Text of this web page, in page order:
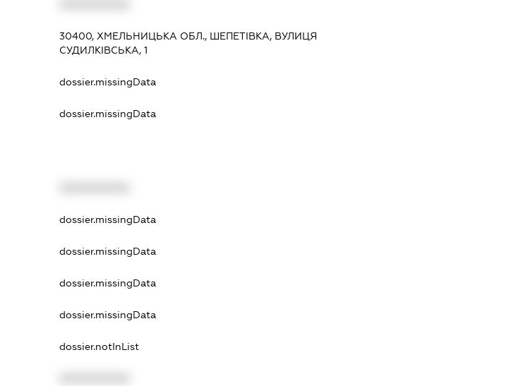
30400, ХМЕЛЬНИЦЬКА ОБЛ., ШЕПЕТІВКА, ВУЛИЦЯ
СУДИЛКІВСЬКА, 1
dossier.missingData
dossier.missingData
dossier.missingData
dossier.missingData
dossier.missingData
dossier.missingData
dossier.notInList